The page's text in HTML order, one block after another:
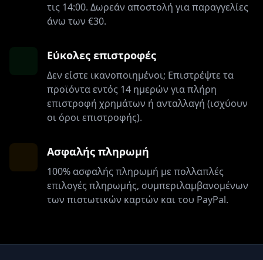
τις 14:00. Δωρεάν αποστολή για παραγγελίες
άνω των €30.
Εύκολες επιστροφές
Δεν είστε ικανοποιημένοι; Επιστρέψτε τα
προϊόντα εντός 14 ημερών για πλήρη
επιστροφή χρημάτων ή ανταλλαγή (ισχύουν
οι όροι επιστροφής).
Ασφαλής πληρωμή
100% ασφαλής πληρωμή με πολλαπλές
επιλογές πληρωμής, συμπεριλαμβανομένων
των πιστωτικών καρτών και του PayPal.